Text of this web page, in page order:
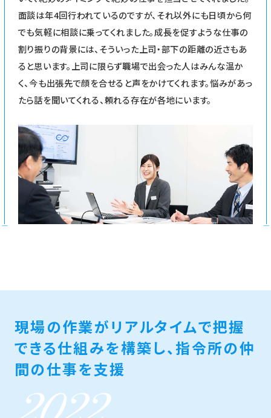
面談は年4回行われているのですが、それ以外にも日頃から何
でも気軽に相談に乗ってくれました。成長を促すような仕事の
割り振りの背景には、そういった上司・部下の距離の近さもあ
ると思います。上司に限らず職場で出会った人はみんな温か
く、今も出張先で顔を合せると声をかけてくれます。悩みがあっ
たら話を聞いてくれる、頼れる存在が各地にいます。
現場の作業がリアルタイムで把握
できる仕組みを構築し、指令所の仲
間の仕事を支援